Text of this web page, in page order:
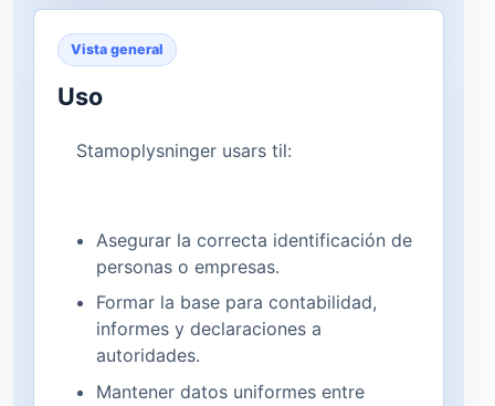
Vista general
Uso
Stamoplysninger usars til:
Asegurar la correcta identificación de
personas o empresas.
Formar la base para contabilidad,
informes y declaraciones a
autoridades.
Mantener datos uniformes entre